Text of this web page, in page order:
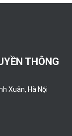
THÔNG
Xuân, Hà Nội